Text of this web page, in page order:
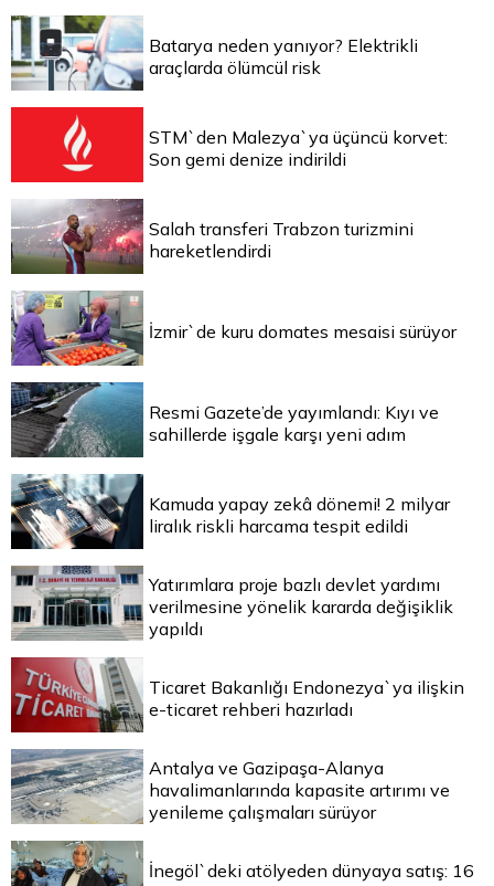
Batarya neden yanıyor? Elektrikli
araçlarda ölümcül risk
STM`den Malezya`ya üçüncü korvet:
Son gemi denize indirildi
Salah transferi Trabzon turizmini
hareketlendirdi
İzmir`de kuru domates mesaisi sürüyor
Resmi Gazete’de yayımlandı: Kıyı ve
sahillerde işgale karşı yeni adım
Kamuda yapay zekâ dönemi! 2 milyar
liralık riskli harcama tespit edildi
Yatırımlara proje bazlı devlet yardımı
verilmesine yönelik kararda değişiklik
yapıldı
Ticaret Bakanlığı Endonezya`ya ilişkin
e-ticaret rehberi hazırladı
Antalya ve Gazipaşa-Alanya
havalimanlarında kapasite artırımı ve
yenileme çalışmaları sürüyor
İnegöl`deki atölyeden dünyaya satış: 16